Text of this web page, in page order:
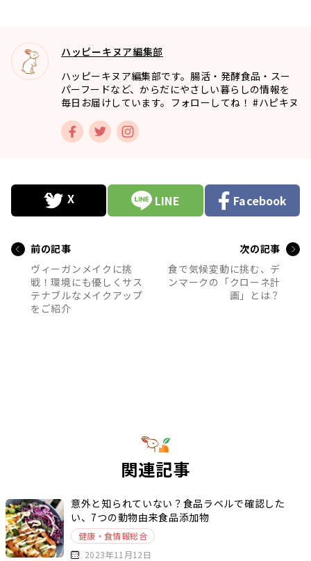
ハッピーキヌア編集部
ハッピーキヌア編集部です。腸活・発酵食品・スー
パーフードなど、からだにやさしい暮らしの情報を
毎日お届けしています。フォローしてね！ #ハピキヌ
LINE Facebook
前の記事
ヴィーガンメイクに挑
戦！環境にも優しくサス
テナブルなメイクアップ
をご紹介
次の記事
食で気候変動に挑む、デ
ンマークの「クローネ計
画」とは？
関連記事
意外と知られていない？食品ラベルで確認した
い、7つの動物由来食品添加物
健康・食情報総合
2023年11月12日